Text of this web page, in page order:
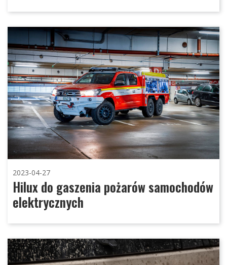
2023-04-27
Hilux do gaszenia pożarów samochodów
elektrycznych